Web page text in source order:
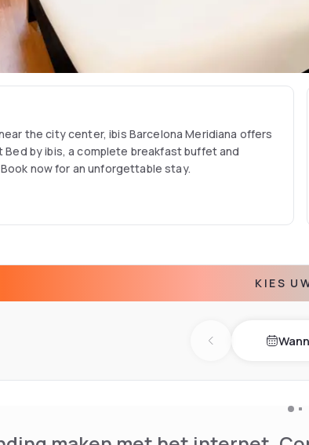
the city center, ibis Barcelona Meridiana offers
by ibis, a complete breakfast buffet and
now for an unforgettable stay.
KIES
Previous day